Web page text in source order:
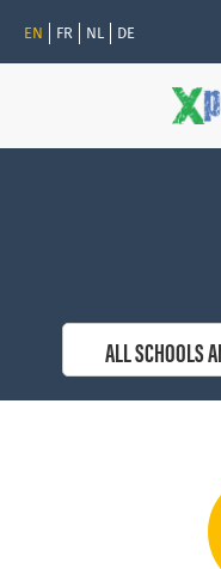
EN FR NL DE
ALL SCHOOLS